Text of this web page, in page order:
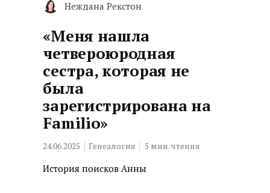
Неждана Рекстон
«Меня нашла
четвероюродная
сестра, которая не
была
зарегистрирована на
Familio»
24.06.2025 Генеалогия 5 мин. чтения
История поисков Анны